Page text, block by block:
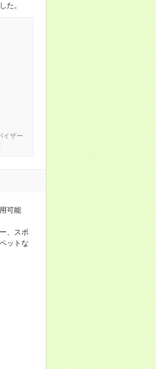
た。
イザー
可能
、スポ
ットな